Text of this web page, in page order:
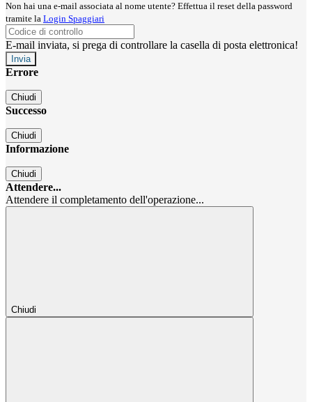
Non hai una e-mail associata al nome utente? Effettua il reset della password
tramite la Login Spaggiari
E-mail inviata, si prega di controllare la casella di posta elettronica!
Errore
Chiudi
Successo
Chiudi
Informazione
Chiudi
Attendere...
Attendere il completamento dell'operazione...
Chiudi